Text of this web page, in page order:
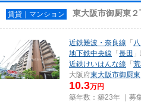
賃貸｜マンション 東大阪市御厨東
近鉄難波・奈良線 「
地下鉄中央線 「長田
近鉄けいはんな線 「
大阪府東大阪市御厨東
10.3万円
築年数：築23年 ｜募